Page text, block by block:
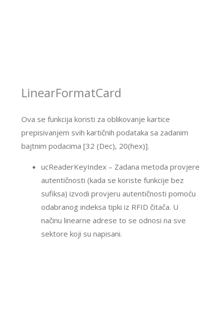
LinearFormatCard
Ova se funkcija koristi za oblikovanje kartice
prepisivanjem svih kartičnih podataka sa zadanim
bajtnim podacima [32 (Dec), 20(hex)].
ucReaderKeyIndex – Zadana metoda provjere
autentičnosti (kada se koriste funkcije bez
sufiksa) izvodi provjeru autentičnosti pomoću
odabranog indeksa tipki iz RFID čitača. U
načinu linearne adrese to se odnosi na sve
sektore koji su napisani.